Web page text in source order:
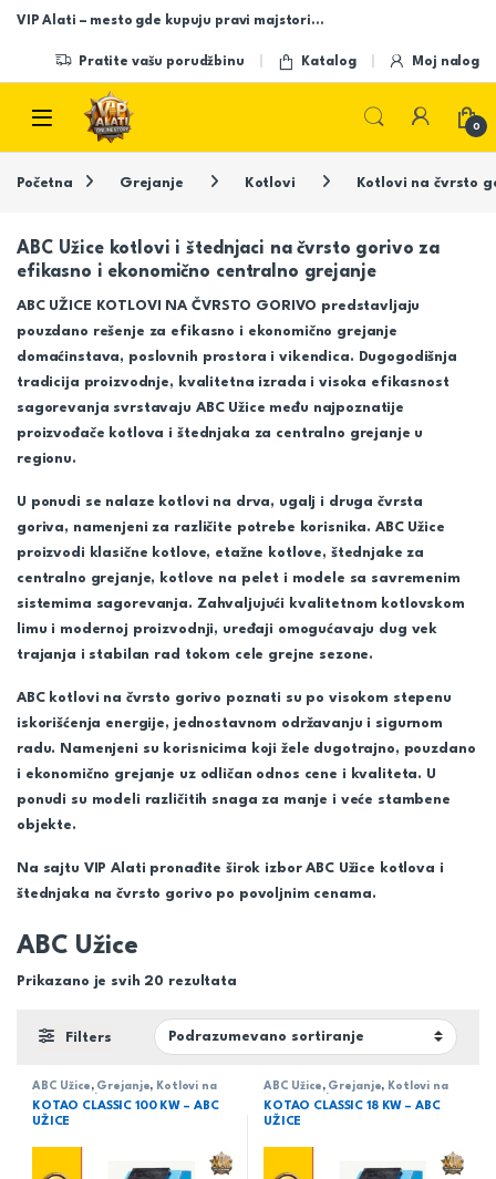
Skip to navigation
Skip to content
VIP Alati – mesto gde kupuju pravi majstori…
Pratite vašu porudžbinu Katalog Moj nalog
Open
0
Početna Grejanje Kotlovi Kotlovi na čvrsto
ABC Užice kotlovi i štednjaci na čvrsto gorivo za
efikasno i ekonomično centralno grejanje
ABC UŽICE KOTLOVI NA ČVRSTO GORIVO predstavljaju
pouzdano rešenje za efikasno i ekonomično grejanje
domaćinstava, poslovnih prostora i vikendica. Dugogodišnja
tradicija proizvodnje, kvalitetna izrada i visoka efikasnost
sagorevanja svrstavaju ABC Užice među najpoznatije
proizvođače kotlova i štednjaka za centralno grejanje u
regionu.
U ponudi se nalaze kotlovi na drva, ugalj i druga čvrsta
goriva, namenjeni za različite potrebe korisnika. ABC Užice
proizvodi klasične kotlove, etažne kotlove, štednjake za
centralno grejanje, kotlove na pelet i modele sa savremenim
sistemima sagorevanja. Zahvaljujući kvalitetnom kotlovskom
limu i modernoj proizvodnji, uređaji omogućavaju dug vek
trajanja i stabilan rad tokom cele grejne sezone.
ABC kotlovi na čvrsto gorivo poznati su po visokom stepenu
iskorišćenja energije, jednostavnom održavanju i sigurnom
radu. Namenjeni su korisnicima koji žele dugotrajno, pouzdano
i ekonomično grejanje uz odličan odnos cene i kvaliteta. U
ponudi su modeli različitih snaga za manje i veće stambene
objekte.
Na sajtu VIP Alati pronađite širok izbor ABC Užice kotlova i
štednjaka na čvrsto gorivo po povoljnim cenama.
ABC Užice
Prikazano je svih 20 rezultata
Filters
ABC Užice , Grejanje, Kotlovi na
čvrsto gorivo
KOTAO CLASSIC 100 KW – ABC
UŽICE
ABC Užice , Grejanje, Kotlovi na
čvrsto gorivo
KOTAO CLASSIC 18 KW – ABC
UŽICE